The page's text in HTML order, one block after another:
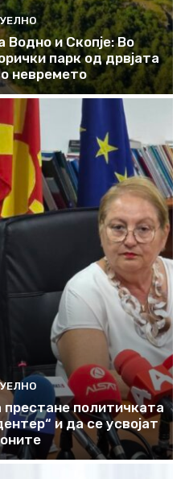
Водно и Скопје: Во
парк од дрвјата
невремето
политичката
и да се усвојат